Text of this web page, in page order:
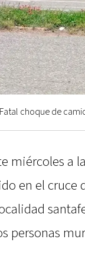
Fatal choque de
miércoles a la
en el cruce
personas